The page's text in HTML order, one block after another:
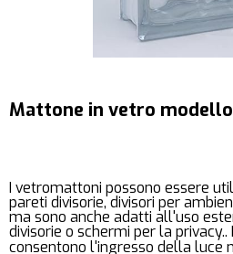
Mattone in vetro
I vetromattoni possono essere
pareti divisorie, divisori per
ma sono anche adatti all'uso
divisorie o schermi per la privacy..
consentono l'ingresso della luce